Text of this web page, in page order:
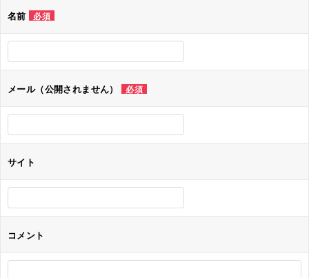
シ
名前 必須
メール（公開されません） 必須
サイト
コメント